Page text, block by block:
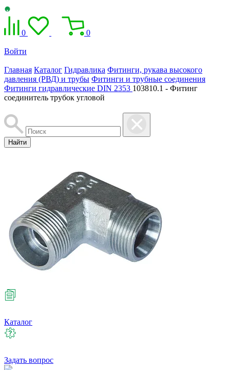
0 0
Войти
Главная Каталог Гидравлика Фитинги, рукава высокого
давления (РВД) и трубы Фитинги и трубные соединения
Фитинги гидравлические DIN 2353 103810.1 - Фитинг
соединитель трубок угловой
Найти
Каталог
Задать вопрос